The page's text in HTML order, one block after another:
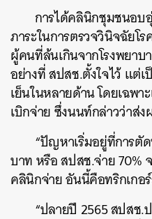
การได้คลินิกชุมชนอบ
ภาระในการตรวจวินิจฉัยโ
ผู้คนที่ล้นเกินจากโรงพยา
อย่างที่ สปสช.ตั้งใจไว้ แต่
เย็นในหลายด้าน โดยเฉพา
เบิกจ่าย ซึ่งนนท์กล่าวว่าส่
“ปัญหาเริ่มอยู่ที่การตั
บาท หรือ สปสช.จ่าย 70%
คลินิกจ่าย อันนี้คือทริกเกอ
“ปลายปี 2565 สปสช.